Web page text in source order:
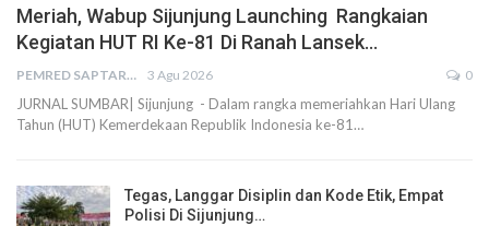
Meriah, Wabup Sijunjung Launching Rangkaian
Kegiatan HUT RI Ke-81 Di Ranah Lansek…
PEMRED SAPTARIUS 3 Agu 2026 0
JURNAL SUMBAR| Sijunjung - Dalam rangka memeriahkan Hari Ulang
Tahun (HUT) Kemerdekaan Republik Indonesia ke-81…
Tegas, Langgar Disiplin dan Kode Etik, Empat
Polisi Di Sijunjung…